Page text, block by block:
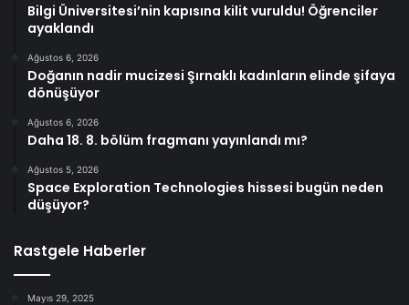
Bilgi Üniversitesi’nin kapısına kilit vuruldu! Öğrenciler
ayaklandı
Ağustos 6, 2026
Doğanın nadir mucizesi Şırnaklı kadınların elinde şifaya
dönüşüyor
Ağustos 6, 2026
Daha 18. 8. bölüm fragmanı yayınlandı mı?
Ağustos 5, 2026
Space Exploration Technologies hissesi bugün neden
düşüyor?
Rastgele Haberler
Mayıs 29, 2025